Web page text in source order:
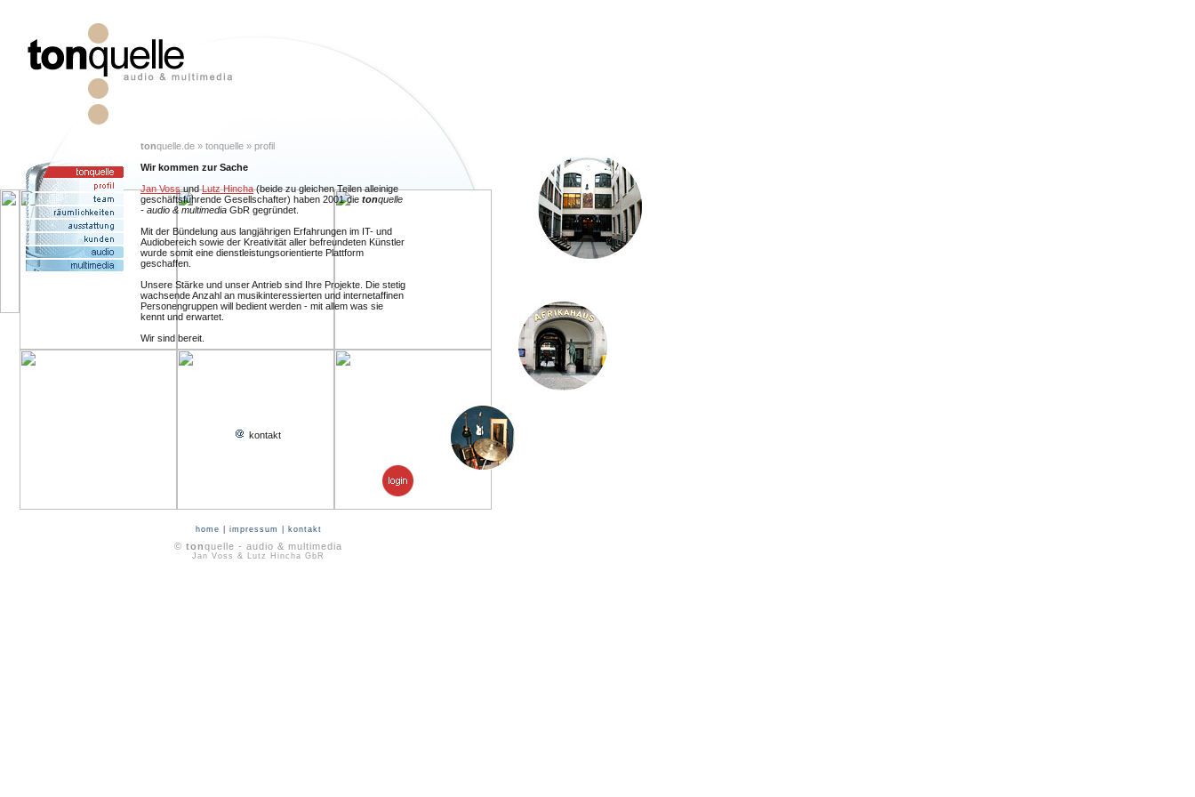
tonquelle.de » tonquelle » profil
Wir kommen zur Sache
Jan VossundLutz Hincha(beide zu gleichen Teilen alleinige
geschäftsführende Gesellschafter) haben 2001 die tonquelle
- audio & multimedia GbR gegründet.
Mit der Bündelung aus langjährigen Erfahrungen im IT- und
Audiobereich sowie der Kreativität aller befreundeten Künstler
wurde somit eine dienstleistungsorientierte Plattform
geschaffen.
Unsere Stärke und unser Antrieb sind Ihre Projekte. Die stetig
wachsende Anzahl an musikinteressierten und internetaffinen
Personengruppen will bedient werden - mit allem was sie
kennt und erwartet.
Wir sind bereit.
kontakt
home impressum kontakt
© tonquelle - audio & multimedia
Jan Voss & Lutz Hincha GbR